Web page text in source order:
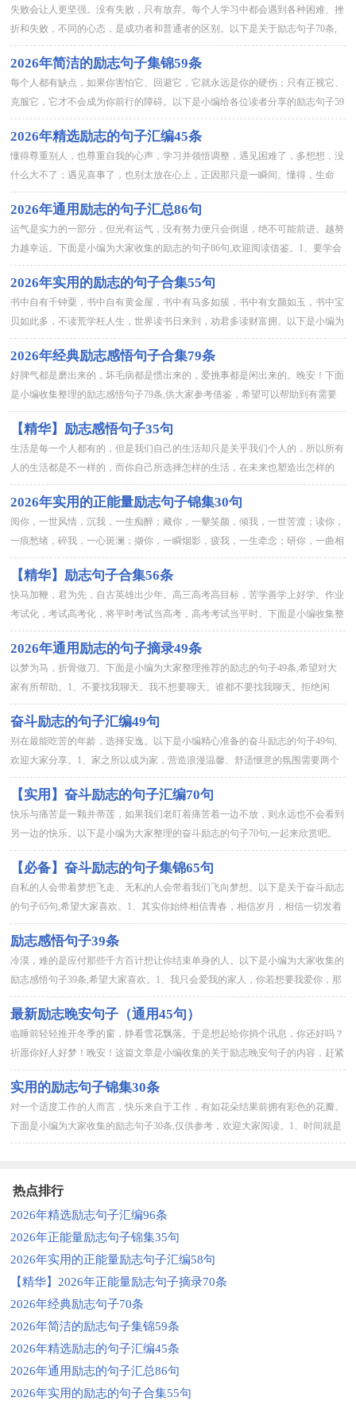
失败会让人更坚强。没有失败，只有放弃。每个人学习中都会遇到各种困难、挫
折和失败，不同的心态，是成功者和普通者的区别。以下是关于励志句子70条,
欢迎阅读借鉴。1、学习别人的长处，贪得无厌；做好自己的事情...
2026年简洁的励志句子集锦59条
每个人都有缺点，如果你害怕它、回避它，它就永远是你的硬伤；只有正视它、
克服它，它才不会成为你前行的障碍。以下是小编给各位读者分享的励志句子59
条,欢迎参考。1、生命中，不断地有人离开或进入。于是，看见...
2026年精选励志的句子汇编45条
懂得尊重别人，也尊重自我的心声，学习并领悟调整，遇见困难了，多想想，没
什么大不了；遇见喜事了，也别太放在心上，正因那只是一瞬间。懂得，生命
中，名利只是过眼云烟，拥有再多，不如有份好情绪。下面是小编为大...
2026年通用励志的句子汇总86句
运气是实力的一部分，但光有运气，没有努力便只会倒退，绝不可能前进。越努
力越幸运。下面是小编为大家收集的励志的句子86句,欢迎阅读借鉴。1、要学会
在清淡无形，不给别人施加压力的情况下去爱一个人。很好地爱...
2026年实用的励志的句子合集55句
书中自有千钟粟，书中自有黄金屋，书中有马多如簇，书中有女颜如玉，书中宝
贝如此多，不读荒学枉人生，世界读书日来到，劝君多读财富拥。以下是小编为
大家整理推荐的励志的句子55句,欢迎阅读，希望能够对大家有所...
2026年经典励志感悟句子合集79条
好脾气都是磨出来的，坏毛病都是惯出来的，爱挑事都是闲出来的。晚安！下面
是小编收集整理的励志感悟句子79条,供大家参考借鉴，希望可以帮助到有需要
的朋友。1、你为了向别人向世界证明自己而努力拼搏，而一旦你...
【精华】励志感悟句子35句
生活是每一个人都有的，但是我们自己的生活却只是关乎我们个人的，所以所有
人的生活都是不一样的，而你自己所选择怎样的生活，在未来也塑造出怎样的
你。也因此，每个人都是不同的，因为所选择的生活不同。以下是小编...
2026年实用的正能量励志句子锦集30句
阅你，一世风情，沉我，一生痴醉；藏你，一颦笑颜，倾我，一世苦渡；读你，
一痕愁绪，碎我，一心斑澜；撷你，一瞬烟影，疲我，一生牵念；研你，一曲相
思；乱我，一梦徘徊；刻你，一滴情泪，纠我，一生伤怀；求你，一...
【精华】励志句子合集56条
快马加鞭，君为先，自古英雄出少年。高三高考高目标，苦学善学上好学。作业
考试化，考试高考化，将平时考试当高考，高考考试当平时。下面是小编收集整
理的励志句子56条,希望能够帮助到大家。1、在失败时，企求得...
2026年通用励志的句子摘录49条
以梦为马，折骨做刀。下面是小编为大家整理推荐的励志的句子49条,希望对大
家有所帮助。1、不要找我聊天。我不想要聊天。谁都不要找我聊天。拒绝闲
聊。有事说事，没事就自己去找乐，我只想要一个安静的生活。努力...
奋斗励志的句子汇编49句
别在最能吃苦的年龄，选择安逸。以下是小编精心准备的奋斗励志的句子49句,
欢迎大家分享。1、家之所以成为家，营造浪漫温馨、舒适惬意的氛围需要两个
人的共同努力。对于家庭，物质生活是一个方面，但精神生活则显...
【实用】奋斗励志的句子汇编70句
快乐与痛苦是一颗并蒂莲，如果我们老盯着痛苦着一边不放，则永远也不会看到
另一边的快乐。以下是小编为大家整理的奋斗励志的句子70句,一起来欣赏吧。
1、我真不因该认识你，然后看上你，再爱上你。现在，我想忘掉...
【必备】奋斗励志的句子集锦65句
自私的人会带着梦想飞走、无私的人会带着我们飞向梦想。以下是关于奋斗励志
的句子65句,希望大家喜欢。1、其实你始终相信青春，相信岁月，相信一切发着
光的努力日子会给自己一个交代。2、名誉是件无聊的骗人的东...
励志感悟句子39条
冷漠，难的是应付那些千方百计想让你结束单身的人。以下是小编为大家收集的
励志感悟句子39条,希望大家喜欢。1、我只会爱我的家人，你若想要我爱你，那
么你就努力地成为我的家人吧。2、无论怎么努力，你都不会再...
最新励志晚安句子（通用45句）
临睡前轻轻推开冬季的窗，静看雪花飘落。于是想起给你捎个讯息，你还好吗？
祈愿你好人好梦！晚安！这篇文章是小编收集的关于励志晚安句子的内容，赶紧
一起来看看吧。1、将一朵莲的心事遣入流年，以一种花开的姿态静...
实用的励志句子锦集30条
对一个适度工作的人而言，快乐来自于工作，有如花朵结果前拥有彩色的花瓣。
下面是小编为大家收集的励志句子30条,仅供参考，欢迎大家阅读。1、时间就是
金钱、时间就是生命、时间就是决定一个人成功与否的决定因素...
热点排行
2026年精选励志句子汇编96条
2026年正能量励志句子锦集35句
2026年实用的正能量励志句子汇编58句
【精华】2026年正能量励志句子摘录70条
2026年经典励志句子70条
2026年简洁的励志句子集锦59条
2026年精选励志的句子汇编45条
2026年通用励志的句子汇总86句
2026年实用的励志的句子合集55句